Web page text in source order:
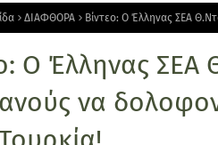
ΔΙΑΦΘΟΡΑ Βίντεο: Ο Έλληνας ΣΕΑ
Ο Έλληνας ΣΕΑ
να